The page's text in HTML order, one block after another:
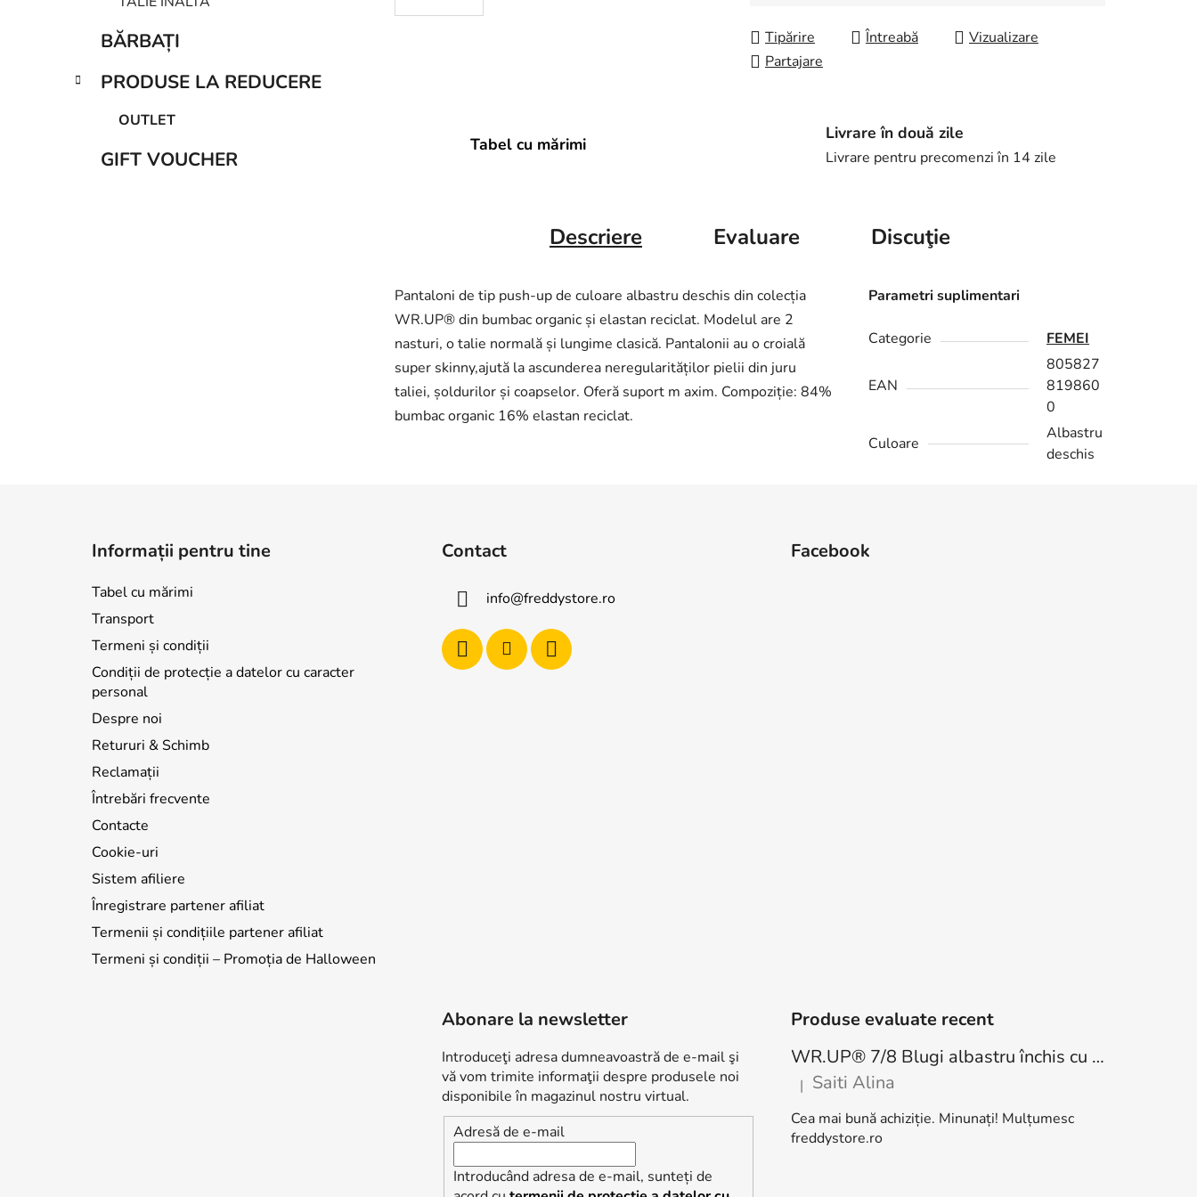
BĂRBAȚI
PRODUSE LA REDUCERE
OUTLET
GIFT VOUCHER
Tipărire Întreabă
Vizualizare
Partajare
Tabel cu mărimi
Livrare în două zile
Livrare pentru precomenzi în 14 zile
Descriere Evaluare Discuţie
Pantaloni de tip push-up de culoare albastru deschis din colecția
WR.UP® din bumbac organic și elastan reciclat. Modelul are 2
nasturi, o talie normală și lungime clasică. Pantalonii au o croială
super skinny,ajută la ascunderea neregularităților pielii din juru
taliei, șoldurilor și coapselor. Oferă suport m axim. Compoziție: 84%
bumbac organic 16% elastan reciclat.
Parametri suplimentari
Categorie FEMEI
EAN
805827
819860
0
Culoare
Albastru
deschis
Informații pentru tine
Tabel cu mărimi
Transport
Termeni și condiții
Condiții de protecție a datelor cu caracter
personal
Despre noi
Retururi & Schimb
Reclamații
Întrebări frecvente
Contacte
Cookie-uri
Sistem afiliere
Înregistrare partener afiliat
Termenii și condițiile partener afiliat
Termeni și condiții – Promoția de Halloween
Contact
info@freddystore.ro
Facebook
Abonare la newsletter
Introduceţi adresa dumneavoastră de e-mail şi
vă vom trimite informaţii despre produsele noi
disponibile în magazinul nostru virtual.
Adresă de e-mail
Introducând adresa de e-mail, sunteți de
Produse evaluate recent
WR.UP® 7/8 Blugi albastru închis cu talie înaltă, cu nasturi RE(MOVE) WRUP4BHC002ORG, J0Y
Ratingul produsului este 5 din 5 stele.
| Saiti Alina
Cea mai bună achiziție. Minunați! Mulțumesc
freddystore.ro